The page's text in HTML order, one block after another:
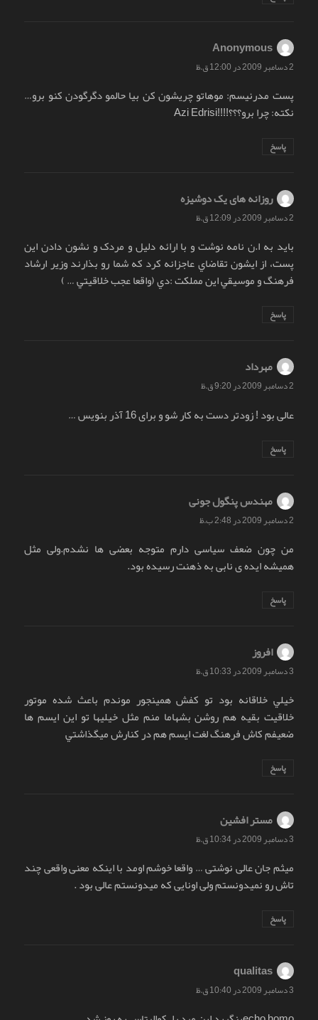
Anonymous
2 دسامبر 2009 در 12:00 ق.ظ
پست مدرنیسم: موهاتو چریشون کن بیا حالمو دگرگودن کنو برو…
نکته: چرا برو؟؟؟!!!!Azi Edrisi
پاسخ
روزانه های یک دوشیزه
2 دسامبر 2009 در 12:09 ق.ظ
بايد به ا.ن نامه نوشت و با ارائه دليل و مردک و نشون دادن اين
پست، از ايشون تقاضاي عاجزانه کرد که شما رو بذارند وزير ارشاد
فرهنگ و موسيقي اين مملکت :دي (واقعا عجب خلاقيتي … )
پاسخ
مهرداد
2 دسامبر 2009 در 9:20 ق.ظ
عالی بود ! زودتر دست به کار شو و برای 16 آذر بنویس …
پاسخ
مهندس پنگول جونی
2 دسامبر 2009 در 2:48 ب.ظ
من چون ضعف سیاسی دارم متوجه بعضی ها نشدم.ولی مثل
همیشه ایده ی نابی به ذهنت رسیده بود.
پاسخ
افروز
3 دسامبر 2009 در 10:33 ق.ظ
خيلي خلاقانه بود تو كفش همينجور موندم باعث شده موتور
خلاقيت بقيه هم روشن بشهاما منم مثل خيليها تو اين ايسم ها
ضعيفم كاش فرهنگ لغت ايسم هم در كنارش ميگذاشتي
پاسخ
مستر افشین
3 دسامبر 2009 در 10:34 ق.ظ
میثم جان عالی نوشتی … واقعا خوشم اومد با اینکه معنی واقعی چند
تاش رو نمیدونستم ولی اونایی که میدونستم عالی بود .
پاسخ
qualitas
3 دسامبر 2009 در 10:40 ق.ظ